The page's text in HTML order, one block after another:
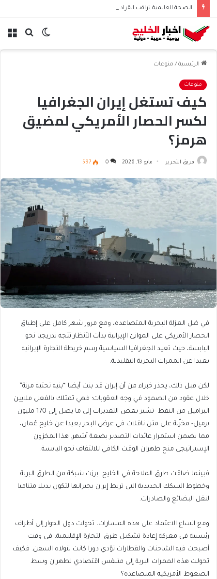
الصحة العالمية تراقب القراد في أوروبا بعد رصد فيروس بوربون
بحث الوضع
الرئيسية / منوعات
منوعات
كيف تستغل إيران الجغرافيا
لكسر الحصار الأمريكي لمضيق
هرمز؟
فريق التحرير مايو 13, 2026 0
597
في ظل العزلة البحرية المتصاعدة، ومع مرور شهر كامل على إطباق
الحصار الأمريكي على الموانئ الإيرانية بدأت الأنظار تتجه تدريجيا نحو
اليابسة، حيث تعيد الجغرافيا السياسية رسم خريطة التجارة الإيرانية
بعيدا عن الممرات البحرية التقليدية.
لكن قبل ذلك، يحذر خبراء من أن إيران قد بنت أيضا “بنية تحتية مرنة”
خلال عقود من الصمود في وجه العقوبات؛ فهي تمتلك بالفعل ملايين
البراميل من النفط -تشير بعض التقديرات إلى ما يصل إلى 170 مليون
برميل- مخزّنة على متن ناقلات في عرض البحر بعيدا عن خليج عُمان،
مما يضمن استمرار عائدات التصدير بضعة أشهر. هذا المخزون
الإستراتيجي منح طهران الوقت الكافي للالتفاف نحو اليابسة.
فبينما ضاقت طرق الملاحة في الخليج، برزت شبكة من الطرق البرية
وخطوط السكك الحديدية التي تربط إيران بجيرانها لتكون بديلا متناميا
لنقل البضائع والصادرات.
ومع اتساع الاعتماد على هذه المسارات، تحولت دول الجوار إلى أطراف
رئيسية في معركة إعادة تشكيل طرق التجارة الإقليمية، في وقت
أصبحت فيه الشاحنات والقطارات تؤدي دورا كانت تتولاه السفن. فكيف
تحولت هذه الممرات البرية إلى متنفس اقتصادي لطهران وسط
الضغوط الأمريكية المتصاعدة؟